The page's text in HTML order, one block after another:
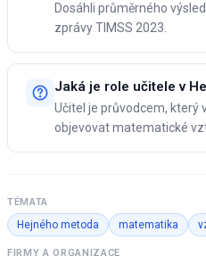
Dosáhli průměrného
zprávy TIMSS 2023.
Jaká je role učitele v
Učitel je průvodcem, který
objevovat matematické
TÉMATA
Hejného metoda matematika
FIRMY A ORGANIZACE